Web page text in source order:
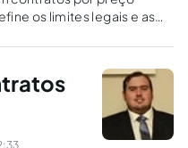
os limites legais e as